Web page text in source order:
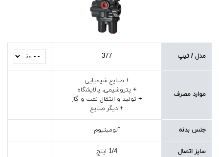
مدل / تیپ 377
موارد مصرف
+ صنایع شیمیایی
+ پتروشیمی، پالایشگاه
+ تولید و انتقال نفت و گاز
+ دیگر صنایع
جنس بدنه آلومینیوم
سایز اتصال 1/4 اینچ